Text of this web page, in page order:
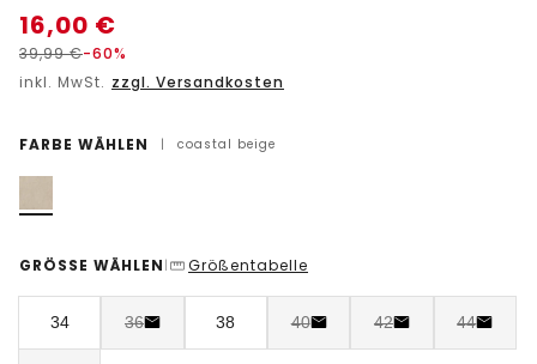
16,00 €
39,99€-60%
inkl. MwSt. zzgl. Versandkosten
FARBE WÄHLEN | coastal beige
GRÖSSE WÄHLEN | Größentabelle
34 36 38 40 42 44